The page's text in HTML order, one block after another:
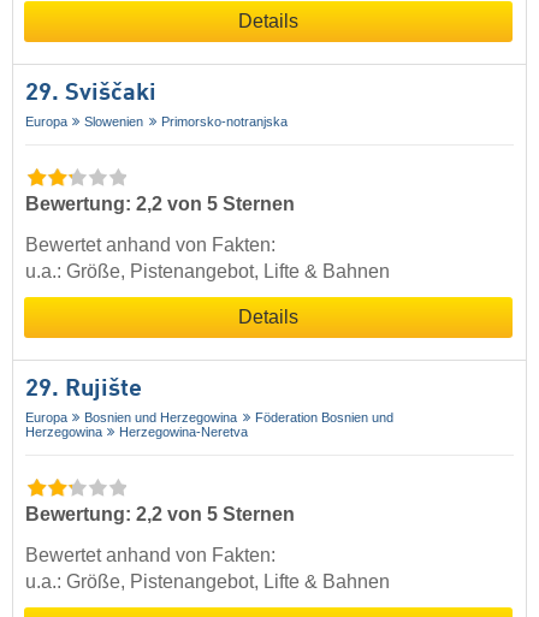
Details
29. Sviščaki
Europa Slowenien Primorsko-notranjska
Bewertung: 2,2 von 5 Sternen
Bewertet anhand von Fakten:
u.a.: Größe, Pistenangebot, Lifte & Bahnen
Details
29. Rujište
Europa Bosnien und Herzegowina
Föderation Bosnien und
Herzegowina
Herzegowina-Neretva
Bewertung: 2,2 von 5 Sternen
Bewertet anhand von Fakten:
u.a.: Größe, Pistenangebot, Lifte & Bahnen